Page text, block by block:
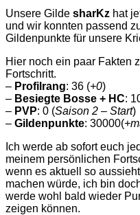
Unsere Gilde sharKz hat
und wir konnten passend
Gildenpunkte für unsere
Hier noch ein paar Fakten
Fortschritt.
– Profilrang: 36 (+0)
– Besiegte Bosse + HC:
– PVP: 0 (Saison 2 – Start)
– Gildenpunkte: 30000(
Ich werde ab sofort euch
meinem persönlichen
wenn es aktuell so
machen würde, ich bin
werde wohl bald wieder
zeigen können.